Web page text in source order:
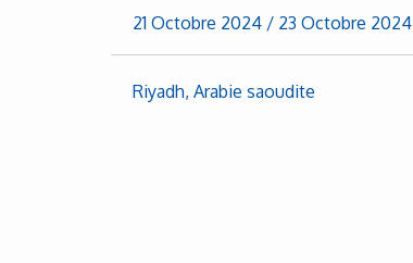
21 Octobre 2024 / 23 Octobre 2024
Riyadh, Arabie saoudite